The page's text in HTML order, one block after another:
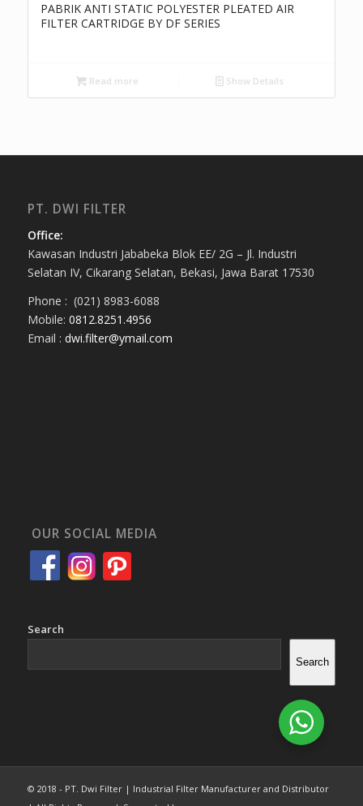
PABRIK ANTI STATIC POLYESTER PLEATED AIR
FILTER CARTRIDGE BY DF SERIES
Read more Show Details
PT. DWI FILTER
Office:
Kawasan Industri Jababeka Blok EE/ 2G – Jl. Industri
Selatan IV, Cikarang Selatan, Bekasi, Jawa Barat 17530
Phone : (021) 8983-6088
Mobile: 0812.8251.4956
Email : dwi.filter@ymail.com
OUR SOCIAL MEDIA
Search
Search
© 2018 - PT. Dwi Filter | Industrial Filter Manufacturer and Distributor